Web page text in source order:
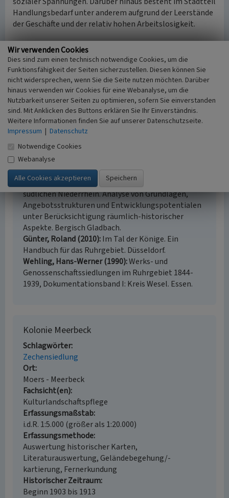
Handlungsbedarf unter anderem aufgrund der Leerstände
der Geschäfte und der relativ hohen Arbeitslosigkeit.
(Kai-William Boldt, Rheinischer Verein für Denkmalpflege
und Landschaftsschutz e.V. / LVR-Fachbereich Regionale
Kulturarbeit, Abteilung Landschaftliche Kulturpflege,
2016)
Internet
www.route-industriekultur.ruhr: Route der
Industriekultur, Themenroute 19: Arbeitersiedlungen,
Kolonie Meerbeck (abgerufen 03.11.2016)
Literatur
Gelhar, Martina (2005)
Industrietourismus am
südlichen Niederrhein. Analyse von Grundlagen,
Angebotsstrukturen und Entwicklungspotentialen
unter Berücksichtigung räumlich-historischer
Aspekte. Bergisch Gladbach.
Günter, Roland (2010) Im Tal der Könige. Ein
Handbuch für das Ruhrgebiet. Düsseldorf.
Wehling, Hans-Werner (1990) Werks- und
Genossenschaftssiedlungen im Ruhrgebiet 1844-
1939, Dokumentationsband I: Kreis Wesel. Essen.
Kolonie Meerbeck
Schlagwörter
Zechensiedlung
Ort
Moers - Meerbeck
Fachsicht(en)
Kulturlandschaftspflege
Erfassungsmaßstab
i.d.R. 1:5.000 (größer als 1:20.000)
Erfassungsmethode
Auswertung historischer Karten,
Literaturauswertung, Geländebegehung/-
kartierung, Fernerkundung
Historischer Zeitraum
Beginn 1903 bis 1913
Wir verwenden Cookies
Dies sind zum einen technisch notwendige Cookies, um die
Funktionsfähigkeit der Seiten sicherzustellen. Diesen können Sie
nicht widersprechen, wenn Sie die Seite nutzen möchten. Darüber
hinaus verwenden wir Cookies für eine Webanalyse, um die
Nutzbarkeit unserer Seiten zu optimieren, sofern Sie einverstanden
sind. Mit Anklicken des Buttons erklären Sie Ihr Einverständnis.
Weitere Informationen finden Sie auf unserer Datenschutzseite.
Impressum | Datenschutz
Notwendige Cookies
Webanalyse